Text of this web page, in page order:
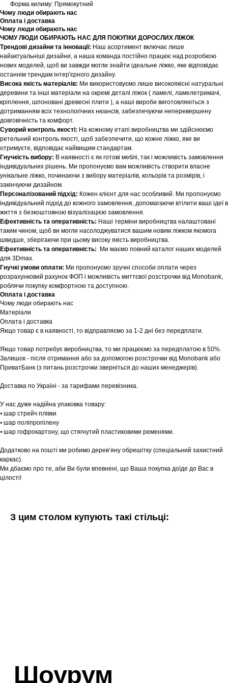
Форма килиму: Прямокутний
Чому люди обирають нас
Оплата і доставка
Чому люди обирають нас
ЧОМУ ЛЮДИ ОБИРАЮТЬ НАС ДЛЯ ПОКУПКИ ДОРОСЛИХ ЛІЖОК
Трендові дизайни та інновації: Наш асортимент включає лише
найактуальніші дизайни, а наша команда постійно працює над розробкою
нових моделей, щоб ви завжди могли знайти ідеальне ліжко, яке відповідає
останнім трендам інтер'єрного дизайну.
Висока якість матеріалів: Ми використовуємо лише високоякісні натуральні
деревини та інші матеріали на окремі деталі ліжок ( ламелі, ламелетримачі,
кріплення, шпоновані древесні плити ), а наші вироби виготовляються з
дотриманням всіх технологічних нюансів, забезпечуючи неперевершену
довговічність та комфорт.
Суворий контроль якості: На кожному етапі виробництва ми здійснюємо
ретельний контроль якості, щоб забезпечити, що кожне ліжко, яке ви
отримуєте, відповідає найвищим стандартам.
Гнучкість вибору: В наявності є як готові меблі, так і можливість замовлення
індивідуальних рішень. Ми пропонуємо вам можливість створити власне
унікальне ліжко, починаючи з вибору матеріалів, кольорів та розмірів, і
закінчуючи дизайном.
Персоналізований підхід: Кожен клієнт для нас особливий. Ми пропонуємо
індивідуальний підхід до кожного замовлення, допомагаючи втілити ваші ідеї в
життя з безкоштовною візуалізацією замовлення.
Ефективність та оперативність: Наші терміни виробництва налаштовані
таким чином, щоб ви могли насолоджуватися вашим новим ліжком якомога
швидше, зберігаючи при цьому високу якість виробництва.
Ефективність та оперативність:
Ми маємо повний каталог наших моделей
для 3Dmax.
Гнучкі умови оплати: Ми пропонуємо зручні способи оплати через
розрахунковий рахунок ФОП і можливість миттєвої розстрочки від Monobank,
роблячи покупку комфортною та доступною.
Оплата і доставка
Чому люди обирають нас
Матеріали
Оплата і доставка
Якщо товар є в наявності, то відправляємо за 1-2 дні без передплати.
Якщо товар потребує виробництва, то ми працюємо за передплатою в 50%.
Залишок - після отримання або за допомогою розстрочки від Monobank або
ПриватБанк (з питань розстрочки зверніться до наших менеджерів).
Доставка по Україні - за тарифами перевізника.
У нас дуже надійна упаковка товару:
⦁ шар стрейч плівки
⦁ шар поліпропілену
⦁ шар гофрокартону, що стягнутий пластиковими ременями.
Додатково на пошті ми робимо дерев’яну обрешітку (спеціальний захистний
каркас).
Ми дбаємо про те, аби Ви були впевнені, що Ваша покупка доїде до Вас в
цілості!
З цим столом купують такі стільці:
Шоурум
Tekstura
Заплануйте візит у простір створений
для вас
Записатися